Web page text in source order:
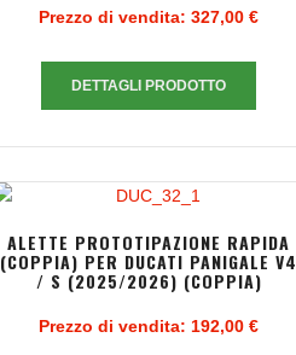
Prezzo di vendita:327,00 €
DETTAGLI PRODOTTO
ALETTE PROTOTIPAZIONE RAPIDA
(COPPIA) PER DUCATI PANIGALE V4
/ S (2025/2026) (COPPIA)
Prezzo di vendita: 192,00 €